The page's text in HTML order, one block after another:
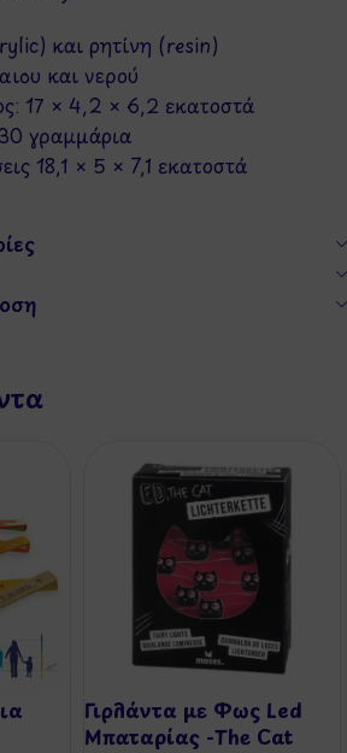
και ρητίνη (resin)
και νερού
17 × 4,2 × 6,2 εκατοστά
γραμμάρια
18,1 × 5 × 7,1 εκατοστά
Γιρλάντα με Φως Led
Μπαταρίας -The Cat